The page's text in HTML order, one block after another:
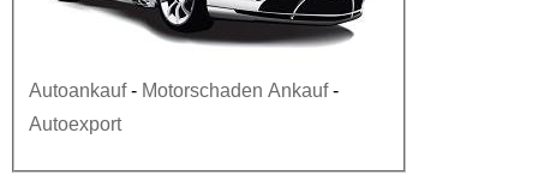
Autoankauf- Motorschaden Ankauf-
Autoexport